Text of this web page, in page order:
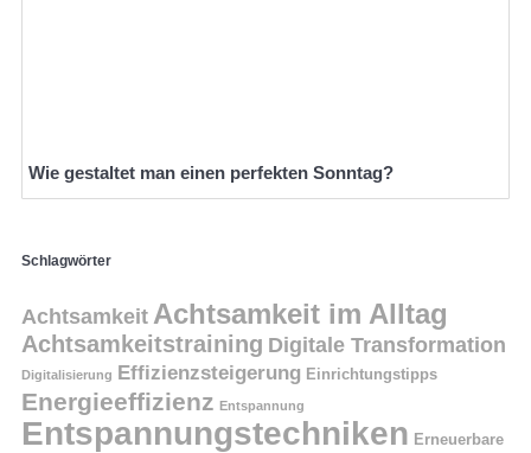
Wie gestaltet man einen perfekten Sonntag?
Schlagwörter
Achtsamkeit Achtsamkeit im Alltag
Achtsamkeitstraining Digitale Transformation
Digitalisierung Effizienzsteigerung Einrichtungstipps
Energieeffizienz Entspannung
Entspannungstechniken Erneuerbare